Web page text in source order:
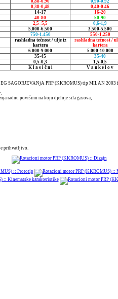
0,88-0.90 0,90-0.92
0,38-0,48 0,40-0.46
14-17 16-20
40-80 50-90
2,5–5,5 0,6-1,9
5.000-6.500 3.500-5.500
750-1.450 550-1.250
rashladna tečnost / ulje iz
kartera
rashladna tečnost /
kartera
6.000-9.000 5.000-10.000
35-45 35-40
0,5-0,3 1,5-0,5
K l a s i č n i
V a n k e l o v
SAGORJEVANjA PRP (KKROMUS) tip MILAN
radnu površinu na koju djeluje sila gasova,
je prihvatljivo.